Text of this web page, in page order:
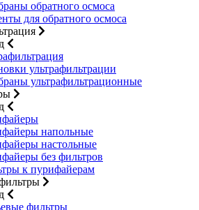
обратного осмоса
для обратного осмоса
ультрафильтрации
ультрафильтрационные
напольные
настольные
без фильтров
к пурифайерам
фильтры